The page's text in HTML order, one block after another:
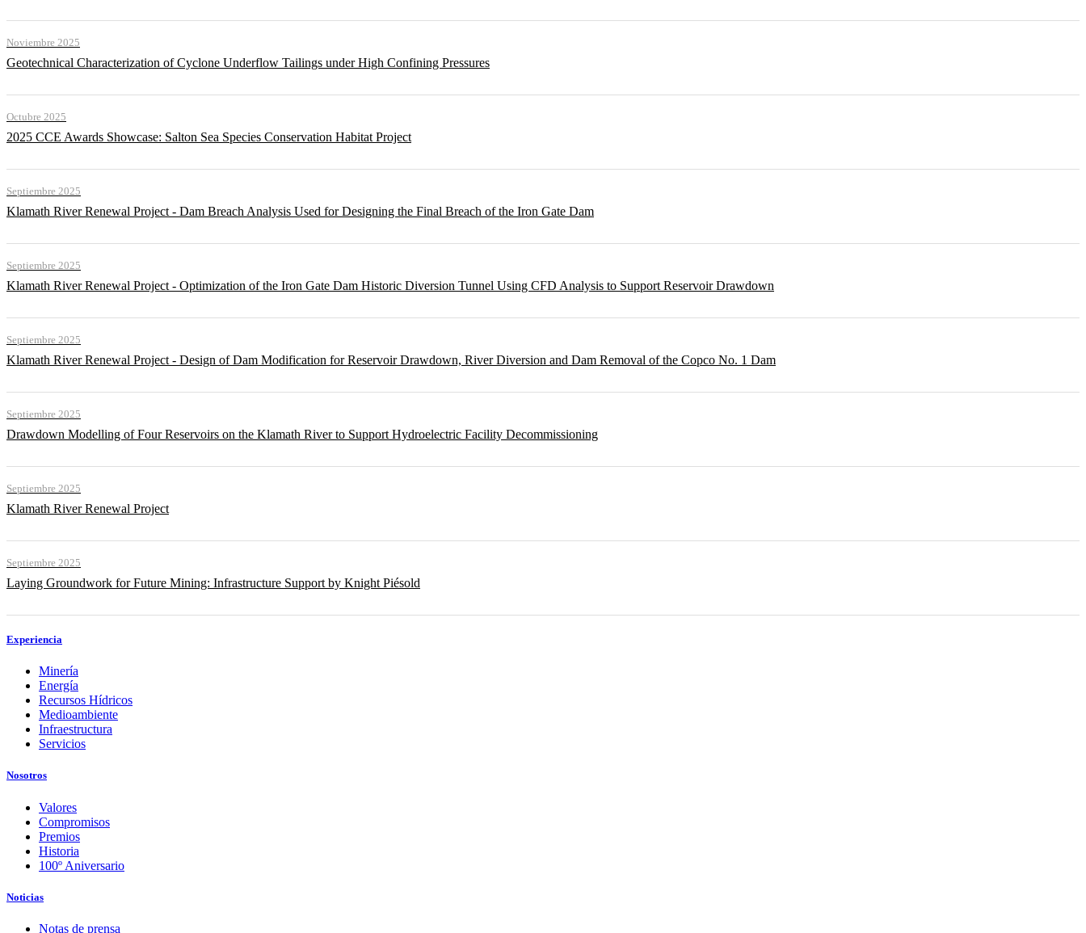
Noviembre 2025
Geotechnical Characterization of Cyclone Underflow Tailings under High Confining Pressures
Octubre 2025
2025 CCE Awards Showcase: Salton Sea Species Conservation Habitat Project
Septiembre 2025
Klamath River Renewal Project - Dam Breach Analysis Used for Designing the Final Breach of the Iron Gate Dam
Septiembre 2025
Klamath River Renewal Project - Optimization of the Iron Gate Dam Historic Diversion Tunnel Using CFD Analysis to Support Reservoir Drawdown
Septiembre 2025
Klamath River Renewal Project - Design of Dam Modification for Reservoir Drawdown, River Diversion and Dam Removal of the Copco No. 1 Dam
Septiembre 2025
Drawdown Modelling of Four Reservoirs on the Klamath River to Support Hydroelectric Facility Decommissioning
Septiembre 2025
Klamath River Renewal Project
Septiembre 2025
Laying Groundwork for Future Mining: Infrastructure Support by Knight Piésold
Experiencia
Minería
Energía
Recursos Hídricos
Medioambiente
Infraestructura
Servicios
Nosotros
Valores
Compromisos
Premios
Historia
100º Aniversario
Noticias
Notas de prensa